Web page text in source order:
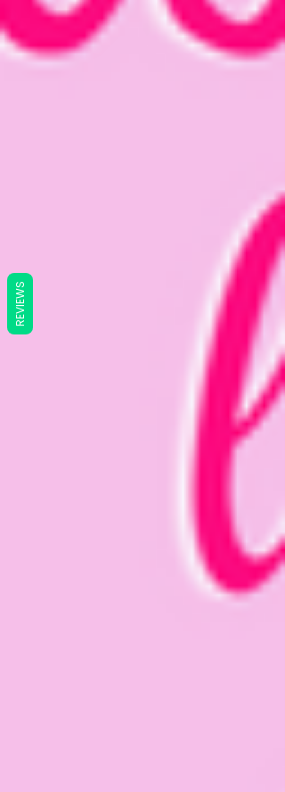
REVIEWS